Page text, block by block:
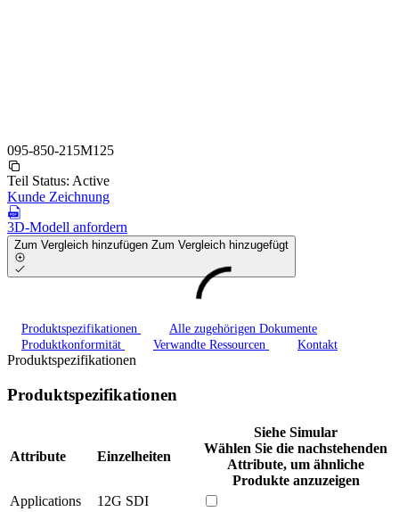
095-850-215M125
Teil Status: Active
Kunde Zeichnung
3D-Modell anfordern
Zum Vergleich hinzufügen Zum Vergleich hinzugefügt
Produktspezifikationen
Alle zugehörigen Dokumente
Produktkonformität
Verwandte Ressourcen Kontakt
Produktspezifikationen
Produktspezifikationen
Attribute Einzelheiten
Siehe Simular
Wählen Sie die nachstehenden
Attribute, um ähnliche
Produkte anzuzeigen
Applications
12G SDI